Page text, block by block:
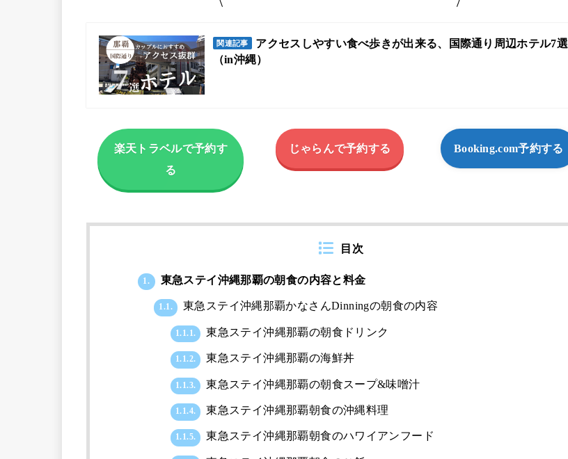
関連記事
アクセスしやすい食べ歩きが出来る、国際通り周辺ホテル7選
（in沖縄）
楽天トラベルで予約す
る
じゃらんで予約する Booking.com予約する
目次
1. 東急ステイ沖縄那覇の朝食の内容と料金
1.1. 東急ステイ沖縄那覇かなさんDinningの朝食の内容
1.1.1. 東急ステイ沖縄那覇の朝食ドリンク
1.1.2. 東急ステイ沖縄那覇の海鮮丼
1.1.3. 東急ステイ沖縄那覇の朝食スープ&味噌汁
1.1.4. 東急ステイ沖縄那覇朝食の沖縄料理
1.1.5. 東急ステイ沖縄那覇朝食のハワイアンフード